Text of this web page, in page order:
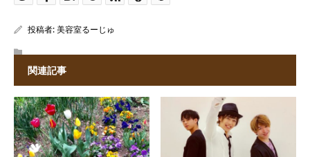
投稿者:美容室るーじゅ
関連記事